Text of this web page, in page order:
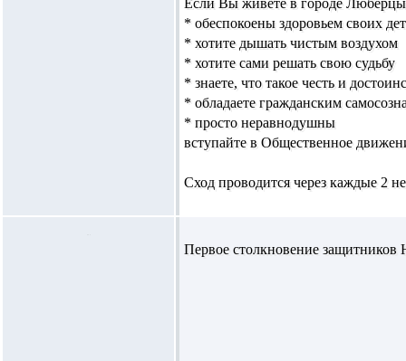
Если Вы живёте в городе
* обеспокоены здоровьем своих
* хотите дышать чистым воздухом
* хотите сами решать свою судьбу
* знаете, что такое честь и
* обладаете гражданским
* просто неравнодушны
вступайте в Общественное
Сход проводится через каждые 2
Первое столкновение защитников